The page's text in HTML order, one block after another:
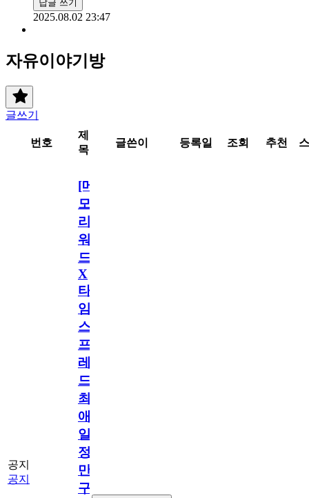
답글 쓰기
2025.08.02 23:47
자유이야기방
글쓰기
번호
제
목
글쓴이 등록일 조회 추천
공지
공지
[메
모
리
워
드
X
타
임
스
프
레
드]
최
애
일
정
만
구